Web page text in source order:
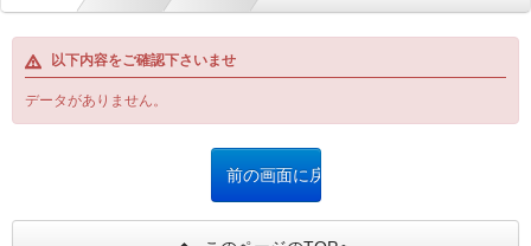
以下内容をご確認下さいませ
データがありません。